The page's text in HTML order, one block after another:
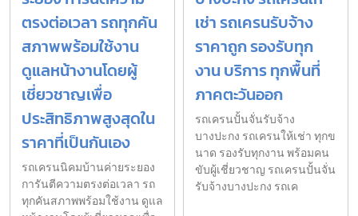
ตรงต่อเวลา รถทุกคัน
สภาพพร้อมใช้งาน
ดูแลหน้างานโดยผู้
เชี่ยวชาญเพื่อ
ประสิทธิภาพสูงสุดใน
ราคาที่เป็นกันเอง
รถเครนนิคมบ้านค่ายระยอง
การันตีความตรงต่อเวลา รถ
ทุกคันสภาพพร้อมใช้งาน ดูแล
เช่า รถเครนรับจ้าง
ราคาถูก รองรับทุก
งาน บริการ ทุกพื้นที่
ภาคตะวันออก
รถเครนปั้นจั่นรับจ้าง
บางปะกง รถเครนให้เช่า ทุกข
นาด รองรับทุกงาน พร้อมคน
ขับผู้เชี่ยวชาญ รถเครนปั้นจั่น
รับจ้างบางปะกง รถเค